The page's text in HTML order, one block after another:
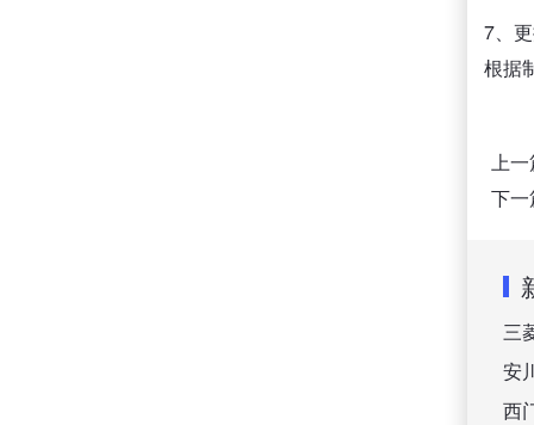
7、
根据
上一
下一
三
安
西